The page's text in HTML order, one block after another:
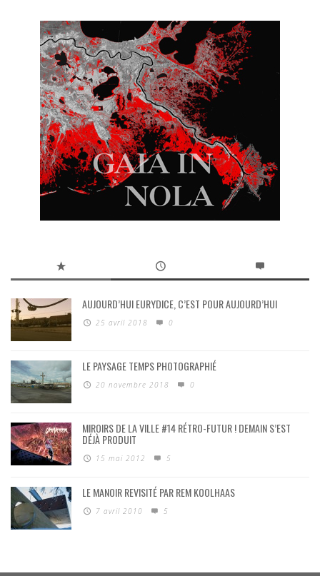
AUJOURD’HUI EURYDICE, C’EST POUR AUJOURD’HUI
25 avril 2018 0
LE PAYSAGE TEMPS PHOTOGRAPHIÉ
20 novembre 2018 0
MIROIRS DE LA VILLE #14 RÉTRO-FUTUR ! DEMAIN S’EST
DÉJÀ PRODUIT
15 mai 2012 5
LE MANOIR REVISITÉ PAR REM KOOLHAAS
7 avril 2010 5